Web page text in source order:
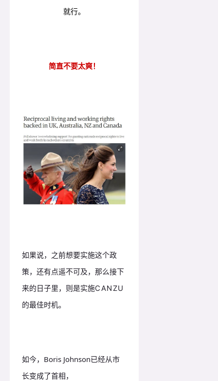
就行。
简直不要太爽！
如果说，之前想要实施这个政
策，还有点遥不可及，那么接下
来的日子里，则是实施CANZU
的最佳时机。
如今，Boris Johnson已经从市
长变成了首相，